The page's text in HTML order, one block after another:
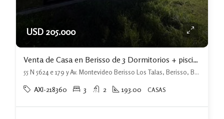
USD 205.000
Venta de Casa en Berisso de 3 Dormitorios + piscina + Jardin
55 N 5624 e 179 y Av. Montevideo Berisso Los Talas, Berisso, Berisso
AXI-218360 3 2 193.00 CASAS